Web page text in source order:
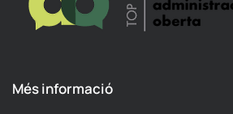
Més informació